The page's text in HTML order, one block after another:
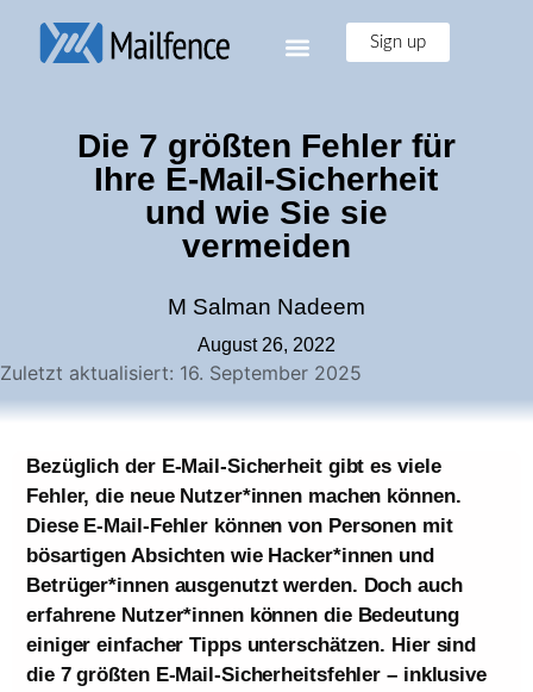
Sign up
Die 7 größten Fehler für
Ihre E-Mail-Sicherheit
und wie Sie sie
vermeiden
M Salman Nadeem
August 26, 2022
Zuletzt aktualisiert: 16. September 2025
Bezüglich der E-Mail-Sicherheit gibt es viele
Fehler, die neue Nutzer*innen machen können.
Diese E-Mail-Fehler können von Personen mit
bösartigen Absichten wie Hacker*innen und
Betrüger*innen ausgenutzt werden. Doch auch
erfahrene Nutzer*innen können die Bedeutung
einiger einfacher Tipps unterschätzen. Hier sind
die 7 größten E-Mail-Sicherheitsfehler – inklusive